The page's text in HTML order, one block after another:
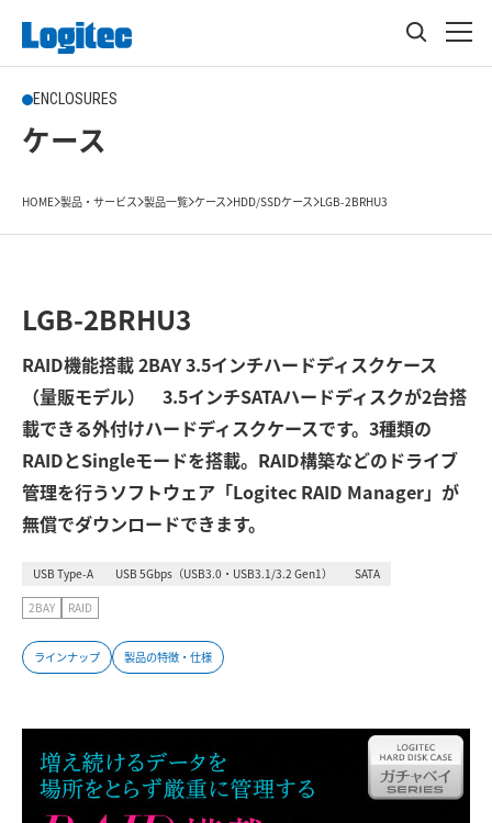
ENCLOSURES
ケース
HOME 製品・サービス 製品一覧 ケース HDD/SSDケース LGB-2BRHU3
LGB-2BRHU3
RAID機能搭載 2BAY 3.5インチハードディスクケース
（量販モデル） 3.5インチSATAハードディスクが2台搭
載できる外付けハードディスクケースです。3種類の
RAIDとSingleモードを搭載。RAID構築などのドライブ
管理を行うソフトウェア「Logitec RAID Manager」が
無償でダウンロードできます。
USB Type-A USB 5Gbps（USB3.0・USB3.1/3.2 Gen1） SATA
2BAY RAID
ラインナップ 製品の特徴・仕様